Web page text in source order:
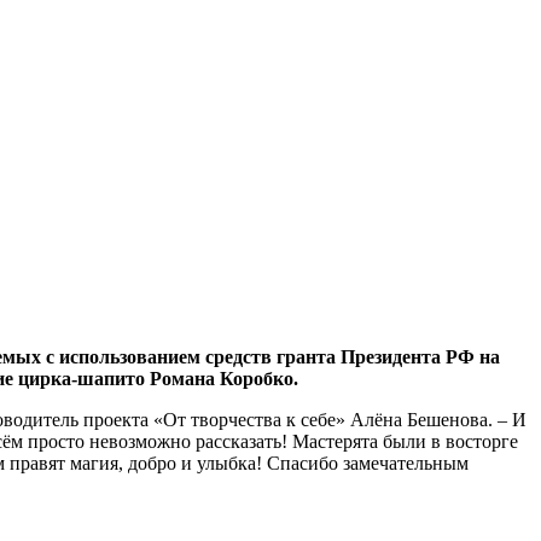
с использованием средств гранта Президента РФ на
цирка-шапито Романа Коробко.
проекта «От творчества к себе» Алёна Бешенова. – И
просто невозможно рассказать! Мастерята были в восторге
магия, добро и улыбка! Спасибо замечательным